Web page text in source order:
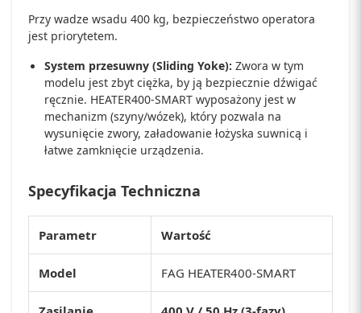
Przy wadze wsadu 400 kg, bezpieczeństwo operatora
jest priorytetem.
System przesuwny (Sliding Yoke): Zwora w tym
modelu jest zbyt ciężka, by ją bezpiecznie dźwigać
ręcznie. HEATER400-SMART wyposażony jest w
mechanizm (szyny/wózek), który pozwala na
wysunięcie zwory, załadowanie łożyska suwnicą i
łatwe zamknięcie urządzenia.
Specyfikacja Techniczna
Parametr Wartość
Model FAG HEATER400-SMART